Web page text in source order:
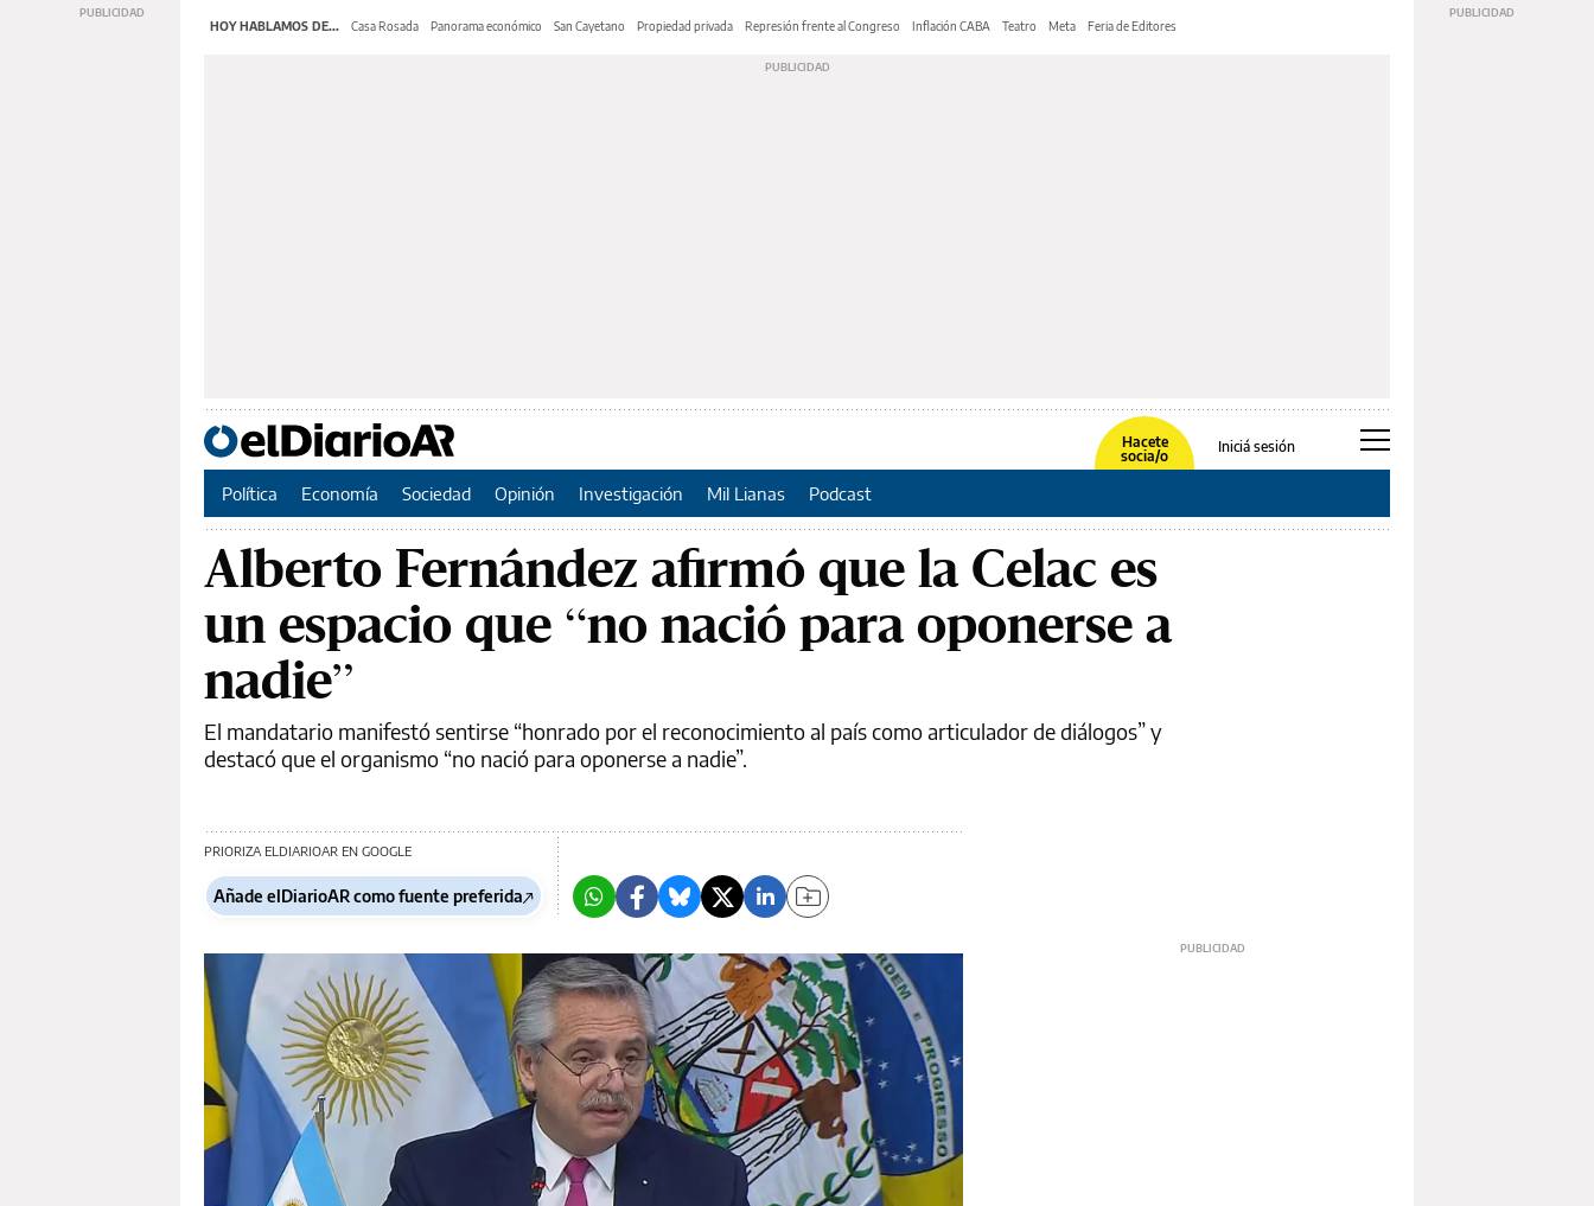
HOY HABLAMOS DE... Casa Rosada Panorama económico San Cayetano Propiedad privada Represión frente al Congreso Inflación CABA Teatro Meta Feria de Editores
Hacete
socia/o
Iniciá sesión
Política Economía Sociedad Opinión Investigación Mil Lianas Podcast
Alberto Fernández afirmó que la Celac es
un espacio que “no nació para oponerse a
nadie”
El mandatario manifestó sentirse “honrado por el reconocimiento al país como articulador de diálogos” y
destacó que el organismo “no nació para oponerse a nadie”.
PRIORIZA ELDIARIOAR EN GOOGLE
Añade elDiarioAR como fuente preferida